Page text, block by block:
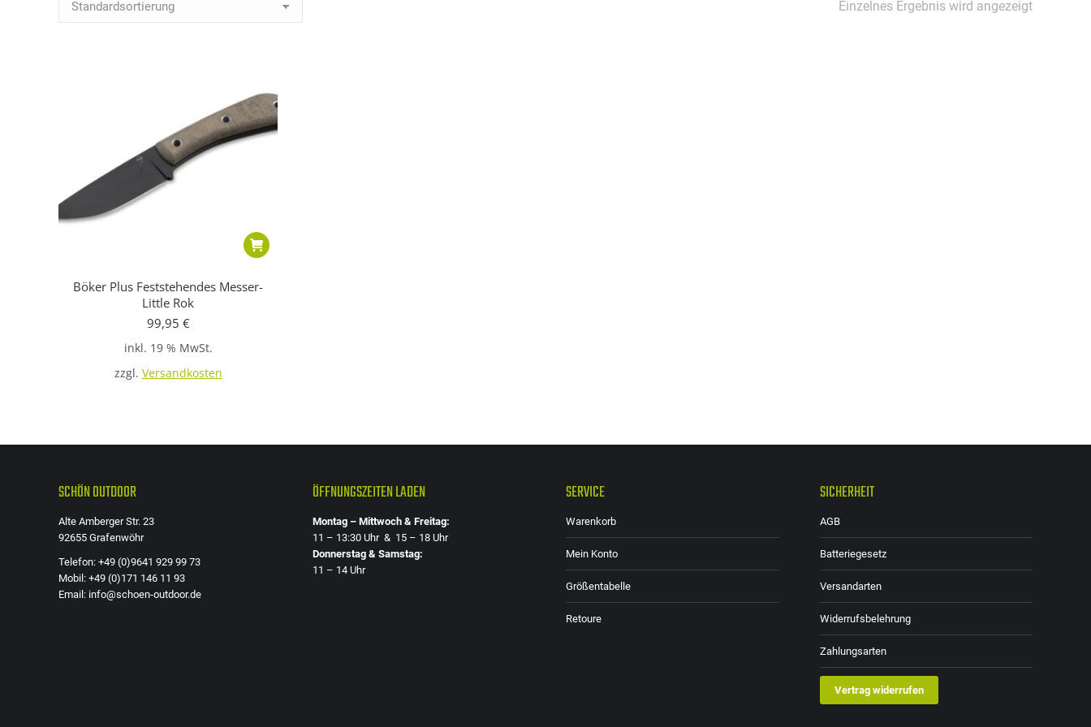
Einzelnes Ergebnis wird angezeigt
Böker Plus Feststehendes Messer-
Little Rok
99,95 €
inkl. 19 % MwSt.
zzgl. Versandkosten
SCHÖN OUTDOOR
Alte Amberger Str. 23
92655 Grafenwöhr
Telefon: +49 (0)9641 929 99 73
Mobil: +49 (0)171 146 11 93
Email: info@schoen-outdoor.de
ÖFFNUNGSZEITEN LADEN
Montag – Mittwoch & Freitag:
11 – 13:30 Uhr & 15 – 18 Uhr
Donnerstag & Samstag:
11 – 14 Uhr
SERVICE
Warenkorb
Mein Konto
Größentabelle
Retoure
SICHERHEIT
AGB
Batteriegesetz
Versandarten
Widerrufsbelehrung
Zahlungsarten
Vertrag widerrufen